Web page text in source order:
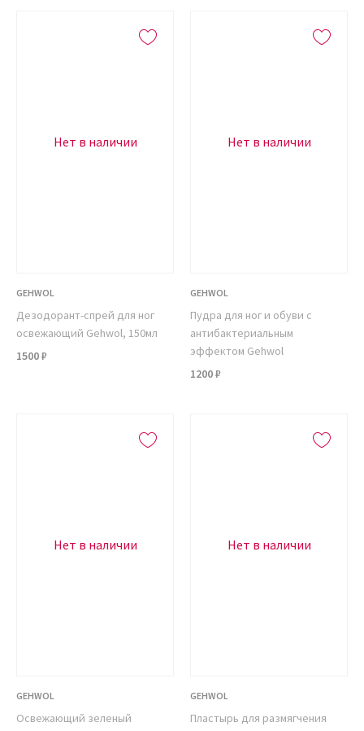
Нет в наличии
GEHWOL
Дезодорант-спрей для ног
освежающий Gehwol, 150мл
1500 ₽
Нет в наличии
GEHWOL
Пудра для ног и обуви с
антибактериальным
эффектом Gehwol
1200 ₽
Нет в наличии
GEHWOL
Освежающий зеленый
Нет в наличии
GEHWOL
Пластырь для размягчения